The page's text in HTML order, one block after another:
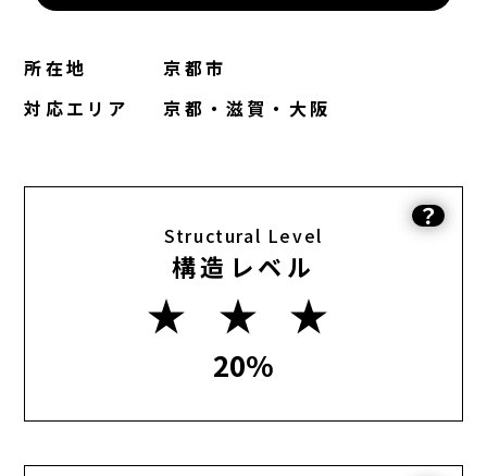
所在地
京都市
対応エリア
京都・滋賀・大阪
Structural Level
構造レベル
★ ★ ★
20%
？